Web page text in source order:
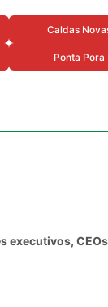
Caldas
Ponta Pora
executivos, CEOs